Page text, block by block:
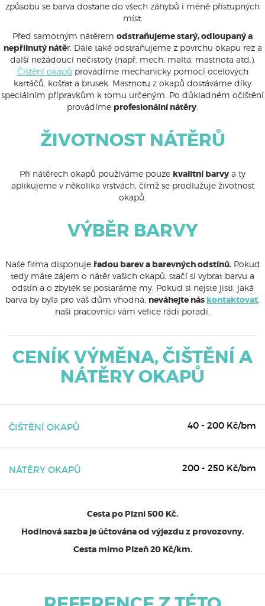
způsobu se barva dostane do všech záhybů i méně přístupných
míst.
Před samotným nátěrem odstraňujeme starý, odloupaný a
nepřilnutý nátěr. Dále také odstraňujeme z povrchu okapu rez a
další nežádoucí nečistoty (např. mech, malta, mastnota atd.).
Čištění okapů provádíme mechanicky pomocí ocelových
kartáčů, košťat a brusek. Mastnotu z okapů dostáváme díky
speciálním přípravkům k tomu určeným. Po důkladném očištění
provádíme profesionální nátěry
ŽIVOTNOST NÁTĚRŮ
Při nátěrech okapů používáme pouze kvalitní barvy a ty
aplikujeme v několika vrstvách, čímž se prodlužuje životnost
okapů.
VÝBĚR BARVY
Naše firma disponuje řadou barev a barevných odstínů.Pokud
tedy máte zájem o nátěr vašich okapů, stačí si vybrat barvu a
odstín a o zbytek se postaráme my. Pokud si nejste jisti, jaká
barva by byla pro váš dům vhodná, neváhejte nás kontaktovat
naši pracovníci vám velice rádi poradí.
CENÍK VÝMĚNA, ČIŠTĚNÍ A
NÁTĚRY OKAPŮ
ČIŠTĚNÍ OKAPŮ 40 - 200 Kč/bm
NÁTĚRY OKAPŮ 200 - 250 Kč/bm
Cesta po Plzni 500 Kč.
Hodinová sazba je účtována od výjezdu z provozovny.
Cesta mimo Plzeň 20 Kč/km.